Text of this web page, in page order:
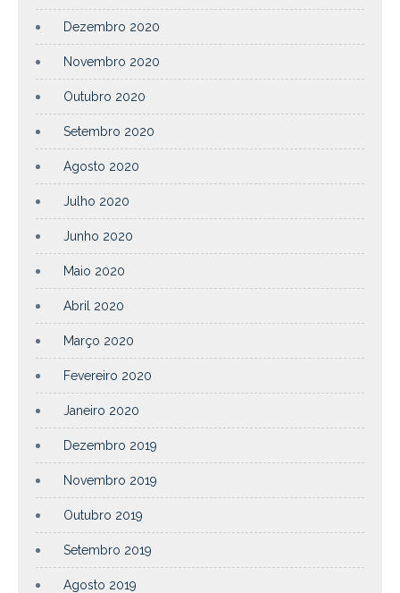
Dezembro 2020
Novembro 2020
Outubro 2020
Setembro 2020
Agosto 2020
Julho 2020
Junho 2020
Maio 2020
Abril 2020
Março 2020
Fevereiro 2020
Janeiro 2020
Dezembro 2019
Novembro 2019
Outubro 2019
Setembro 2019
Agosto 2019